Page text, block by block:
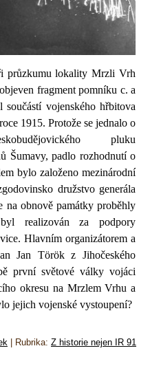
průzkumu lokality Mrzli Vrh
fragment pomníku c. a
vojenského hřbitova
1915. Protože se jednalo o
pluku
Šumavy, padlo rozhodnutí o
bylo založeno mezinárodní
družstvo generála
obnově památky proběhly
realizován za podpory
Hlavním organizátorem a
Jan Török z Jihočeského
první světové války vojáci
okresu na Mrzlem Vrhu a
jejich vojenské vystoupení?
Rubrika: Z historie nejen IR 91